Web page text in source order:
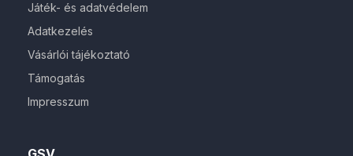
Játék- és adatvédelem
Adatkezelés
Vásárlói tájékoztató
Támogatás
Impresszum